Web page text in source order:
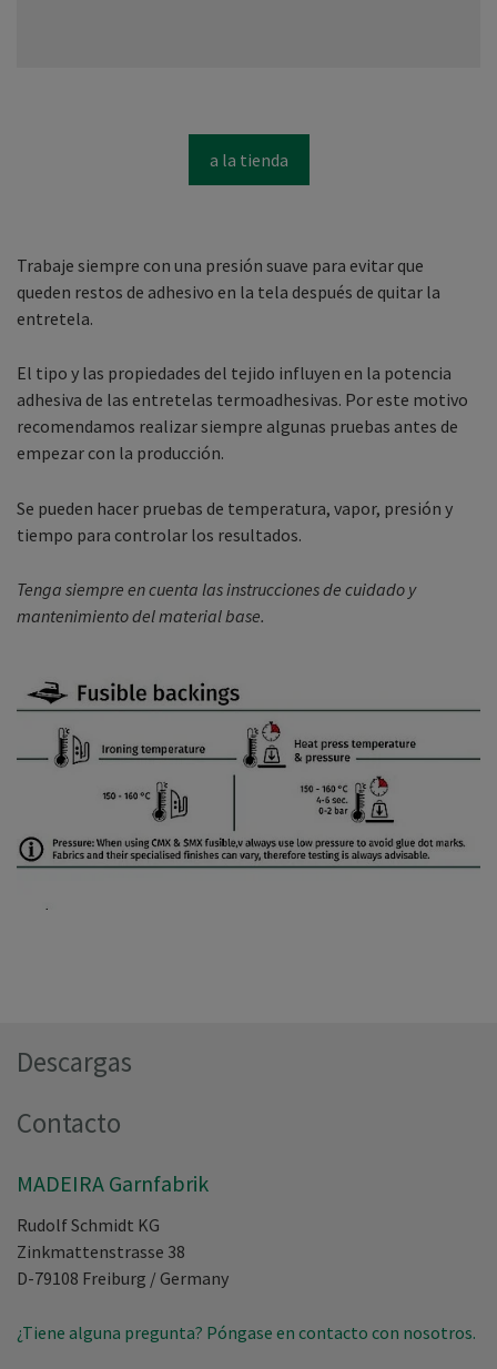
a la tienda
Trabaje siempre con una presión suave para evitar que
queden restos de adhesivo en la tela después de quitar la
entretela.
El tipo y las propiedades del tejido influyen en la potencia
adhesiva de las entretelas termoadhesivas. Por este motivo
recomendamos realizar siempre algunas pruebas antes de
empezar con la producción.
Se pueden hacer pruebas de temperatura, vapor, presión y
tiempo para controlar los resultados.
Tenga siempre en cuenta las instrucciones de cuidado y
mantenimiento del material base.
Descargas
Contacto
MADEIRA Garnfabrik
Rudolf Schmidt KG
Zinkmattenstrasse 38
D-79108 Freiburg / Germany
¿Tiene alguna pregunta? Póngase en contacto con nosotros.